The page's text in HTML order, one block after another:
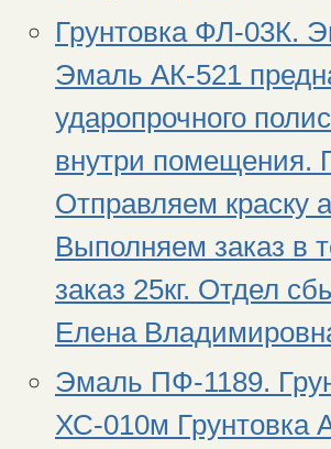
Грунтовка ФЛ-03К.
Эмаль АК-521
ударопрочного
внутри помещения.
Отправляем краску
Выполняем заказ в
заказ 25кг. Отдел
Елена
Эмаль ПФ-1189.
ХС-010м Грунтовка